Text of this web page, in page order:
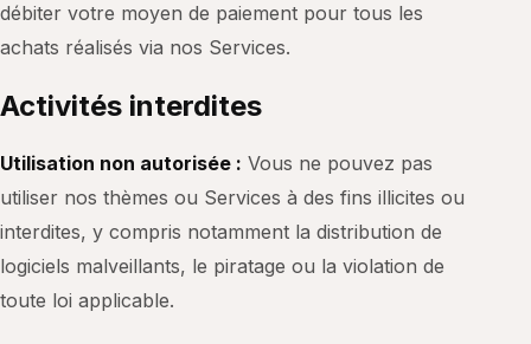
débiter votre moyen de paiement pour tous les
achats réalisés via nos Services.
Activités interdites
Utilisation non autorisée : Vous ne pouvez pas
utiliser nos thèmes ou Services à des fins illicites ou
interdites, y compris notamment la distribution de
logiciels malveillants, le piratage ou la violation de
toute loi applicable.